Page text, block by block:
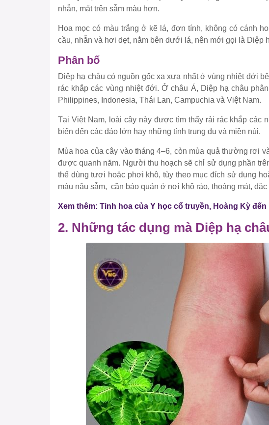
nhẵn, mặt trên sẫm màu hơn.
Hoa mọc có màu trắng ở kẽ lá, đơn tính, không có cánh
cầu, nhẵn và hơi dẹt, nằm bên dưới lá, nên mới gọi là Diệp
Phân bố
Diệp hạ châu có nguồn gốc xa xưa nhất ở vùng nhiệt đới
rác khắp các vùng nhiệt đới. Ở châu Á, Diệp hạ châu
Philippines, Indonesia, Thái Lan, Campuchia và Việt Nam.
Tại Việt Nam, loài cây này được tìm thấy rải rác khắp các
biển đến các đảo lớn hay những tỉnh trung du và miền núi.
Mùa hoa của cây vào tháng 4–6, còn mùa quả thường rơi
được quanh năm. Người thu hoạch sẽ chỉ sử dụng phần
thể dùng tươi hoặc phơi khô, tùy theo mục đích sử dụng
màu nâu sẫm, cần bảo quản ở nơi khô ráo, thoáng mát,
Xem thêm: Tinh hoa của Y học cổ truyền, Hoàng Kỳ
2. Những tác dụng mà Diệp hạ